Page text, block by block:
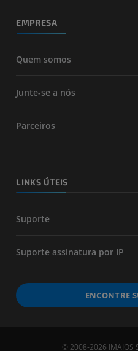
EMPRESA
Quem somos
Junte-se a nós
Parceiros
LINKS ÚTEIS
Suporte
Suporte assinatura por IP
ENCONTRE
© 2008-2026 IMAIOS